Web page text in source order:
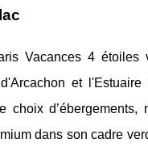
Vacances 4 étoiles
et l'Estuaire
choix d’ébergements,
dans son cadre